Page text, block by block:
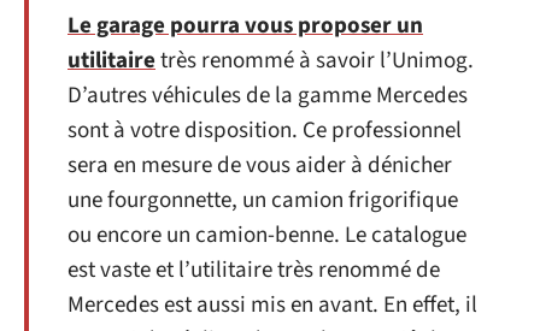
Le garage pourra vous proposer un
utilitairetrès renommé à savoir l’Unimog.
D’autres véhicules de la gamme Mercedes
sont à votre disposition. Ce professionnel
sera en mesure de vous aider à dénicher
une fourgonnette, un camion frigorifique
ou encore un camion-benne. Le catalogue
est vaste et l’utilitaire très renommé de
Mercedes est aussi mis en avant. En effet, il